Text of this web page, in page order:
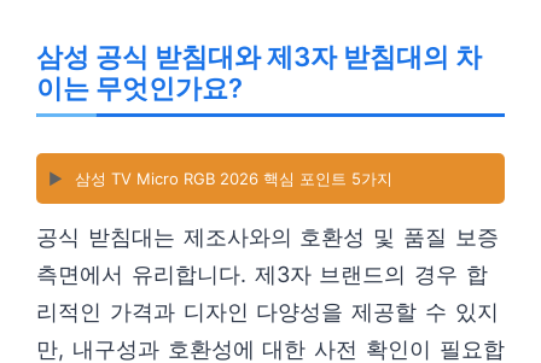
삼성 공식 받침대와 제3자 받침대의 차
이는 무엇인가요?
▶️ 삼성 TV Micro RGB 2026 핵심 포인트 5가지
공식 받침대는 제조사와의 호환성 및 품질 보증
측면에서 유리합니다. 제3자 브랜드의 경우 합
리적인 가격과 디자인 다양성을 제공할 수 있지
만, 내구성과 호환성에 대한 사전 확인이 필요합